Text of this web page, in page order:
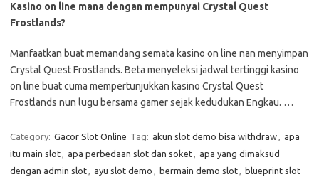
Kasino on line mana dengan mempunyai Crystal Quest
Frostlands?
Manfaatkan buat memandang semata kasino on line nan menyimpan
Crystal Quest Frostlands. Beta menyeleksi jadwal tertinggi kasino
on line buat cuma mempertunjukkan kasino Crystal Quest
Frostlands nun lugu bersama gamer sejak kedudukan Engkau. …
Category: Gacor Slot Online Tag: akun slot demo bisa withdraw, apa
itu main slot, apa perbedaan slot dan soket, apa yang dimaksud
dengan admin slot, ayu slot demo , bermain demo slot, blueprint slot